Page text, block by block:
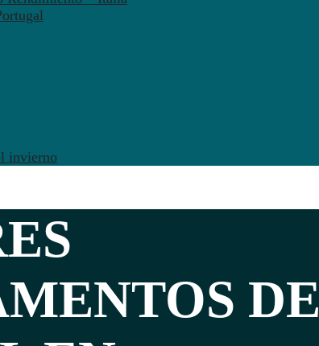
invierno
DE